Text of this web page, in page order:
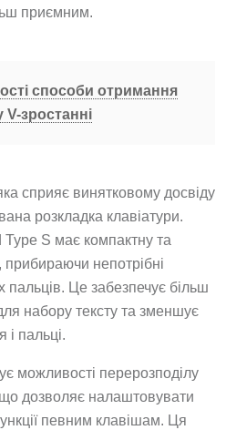
приємним.
способи отримання
V-зростанні
сприяє винятковому досвіду
розкладка клавіатури.
S має компактну та
прибираючи непотрібні
пальців. Це забезпечує більш
набору тексту та зменшує
і пальці.
можливості перерозподілу
дозволяє налаштовувати
певним клавішам. Ця